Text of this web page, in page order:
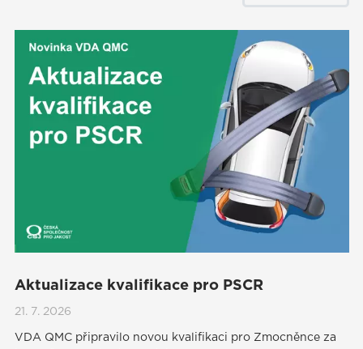
Aktualizace kvalifikace pro PSCR
21. 7. 2026
VDA QMC připravilo novou kvalifikaci pro Zmocněnce za